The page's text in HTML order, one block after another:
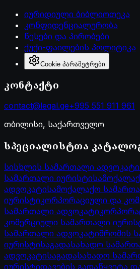
იურიდიული ბიბლიოთეკა
კონფიდენციალურობა
წესები და პირობები
ქუქი-ფაილების პოლიტიკა
Cookie პარამეტრები
კონტაქტი
contact@legal.ge+995 551 911 961
თბილისი, საქართველო
სპეციალისტთა
სისხლის სამართალი ადვოკატი
სამართალი იურისტი
ადვოკატისამოქალაქო
იურისტიკორპორაციული და
სამართალი ადვოკატი
კომერციული სამართალი
სამართალი ადვოკატიშრომის
იურისტისაგადასახადო
ადვოკატისაგადასახადო
იურისტიდავების გადაწყვეტა